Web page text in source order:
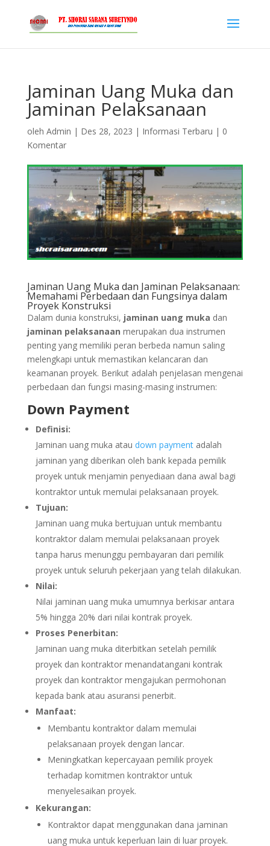
Jaminan Uang Muka dan
Jaminan Pelaksanaan
oleh Admin | Des 28, 2023 | Informasi Terbaru | 0
Komentar
Jaminan Uang Muka dan Jaminan Pelaksanaan:
Memahami Perbedaan dan Fungsinya dalam
Proyek Konstruksi
Dalam dunia konstruksi, jaminan uang muka dan
jaminan pelaksanaan merupakan dua instrumen
penting yang memiliki peran berbeda namun saling
melengkapi untuk memastikan kelancaran dan
keamanan proyek. Berikut adalah penjelasan mengenai
perbedaan dan fungsi masing-masing instrumen:
Down Payment
Definisi:
Jaminan uang muka atau down paymentadalah
jaminan yang diberikan oleh bank kepada pemilik
proyek untuk menjamin penyediaan dana awal bagi
kontraktor untuk memulai pelaksanaan proyek.
Tujuan:
Jaminan uang muka bertujuan untuk membantu
kontraktor dalam memulai pelaksanaan proyek
tanpa harus menunggu pembayaran dari pemilik
proyek untuk seluruh pekerjaan yang telah dilakukan.
Nilai:
Nilai jaminan uang muka umumnya berkisar antara
5% hingga 20% dari nilai kontrak proyek.
Proses Penerbitan:
Jaminan uang muka diterbitkan setelah pemilik
proyek dan kontraktor menandatangani kontrak
proyek dan kontraktor mengajukan permohonan
kepada bank atau asuransi penerbit.
Manfaat:
Membantu kontraktor dalam memulai
pelaksanaan proyek dengan lancar.
Meningkatkan kepercayaan pemilik proyek
terhadap komitmen kontraktor untuk
menyelesaikan proyek.
Kekurangan:
Kontraktor dapat menggunakan dana jaminan
uang muka untuk keperluan lain di luar proyek.